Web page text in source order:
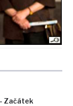
Začátek